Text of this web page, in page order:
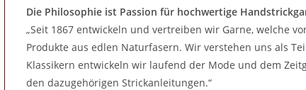
Die Philosophie ist Passion für hochwertige
„Seit 1867 entwickeln und vertreiben wir Garne, welche
Produkte aus edlen Naturfasern. Wir verstehen uns als
Klassikern entwickeln wir laufend der Mode und dem
den dazugehörigen Strickanleitungen.“